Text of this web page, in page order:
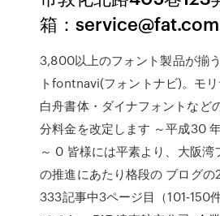
箱：
3,800以上のフォント製品が揃
トfontnavi(フォントナビ)。モ
白舟書体・ダイナフォントなど
分料金を改定します ～平成30
～ 0 皆様には平素より、大阪湾
の推進にあたり格段の ブログ
333記事中3ページ目（101-150